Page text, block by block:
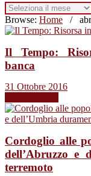
Archivi
Browse: Home /
Il Tempo:
banca
31 Ottobre 2016
Cordoglio alle
dell’Abruzzo e
terremoto